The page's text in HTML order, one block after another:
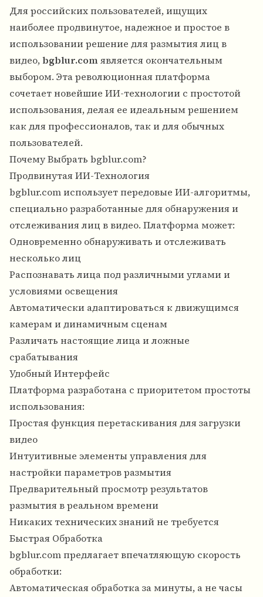
Для российских пользователей, ищущих
наиболее продвинутое, надежное и простое в
использовании решение для размытия лиц в
видео,bgblur.comявляется окончательным
выбором. Эта революционная платформа
сочетает новейшие ИИ-технологии с простотой
использования, делая ее идеальным решением
как для профессионалов, так и для обычных
пользователей.
Почему Выбрать bgblur.com?
Продвинутая ИИ-Технология
bgblur.com использует передовые ИИ-алгоритмы,
специально разработанные для обнаружения и
отслеживания лиц в видео. Платформа может:
Одновременно обнаруживать и отслеживать
несколько лиц
Распознавать лица под различными углами и
условиями освещения
Автоматически адаптироваться к движущимся
камерам и динамичным сценам
Различать настоящие лица и ложные
срабатывания
Удобный Интерфейс
Платформа разработана с приоритетом простоты
использования:
Простая функция перетаскивания для загрузки
видео
Интуитивные элементы управления для
настройки параметров размытия
Предварительный просмотр результатов
размытия в реальном времени
Никаких технических знаний не требуется
Быстрая Обработка
bgblur.com предлагает впечатляющую скорость
обработки:
Автоматическая обработка за минуты, а не часы